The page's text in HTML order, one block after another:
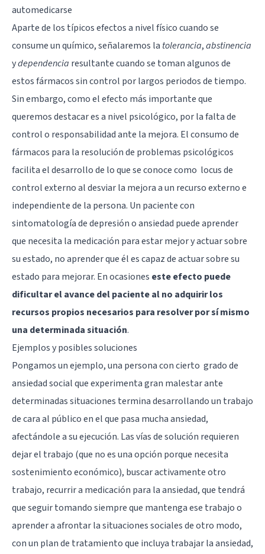
automedicarse
Aparte de los típicos efectos a nivel físico cuando se
consume un químico, señalaremos la tolerancia,abstinencia
ydependencia resultante cuando se toman algunos de
estos fármacos sin control por largos periodos de tiempo.
Sin embargo, como el efecto más importante que
queremos destacar es a nivel psicológico, por la falta de
control o responsabilidad ante la mejora. El consumo de
fármacos para la resolución de problemas psicológicos
facilita el desarrollo de lo que se conoce como locus de
control externoal desviar la mejora a un recurso externo e
independiente de la persona. Un paciente con
sintomatología de depresión o ansiedad puede aprender
que necesita la medicación para estar mejor y actuar sobre
su estado, no aprender que él es capaz de actuar sobre su
estado para mejorar. En ocasiones este efecto puede
dificultar el avance del paciente al no adquirir los
recursos propios necesarios para resolver por sí mismo
una determinada situación.
Ejemplos y posibles soluciones
Pongamos un ejemplo, una persona con cierto grado de
ansiedad socialque experimenta gran malestar ante
determinadas situaciones termina desarrollando un trabajo
de cara al público en el que pasa mucha ansiedad,
afectándole a su ejecución. Las vías de solución requieren
dejar el trabajo (que no es una opción porque necesita
sostenimiento económico), buscar activamente otro
trabajo, recurrir a medicación para la ansiedad, que tendrá
que seguir tomando siempre que mantenga ese trabajo o
aprender a afrontar la situaciones sociales de otro modo,
con un plan de tratamiento que incluya trabajar la ansiedad,